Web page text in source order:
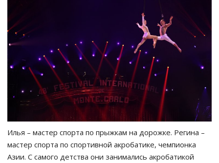
Илья – мастер спорта по прыжкам на дорожке. Регина –
мастер спорта по спортивной акробатике, чемпионка
Азии. С самого детства они занимались акробатикой